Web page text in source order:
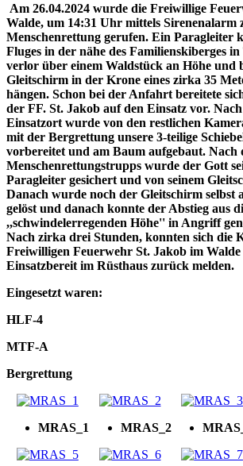
Am 26.04.2024 wurde die Freiwillige
Walde, um 14:31 Uhr mittels Sirenenalarm
Menschenrettung gerufen. Ein Paragleiter
Fluges in der nähe des Familienskiberges
verlor über einem Waldstück an Höhe und
Gleitschirm in der Krone eines zirka 35
hängen. Schon bei der Anfahrt bereitete
der FF. St. Jakob auf den Einsatz vor.
Einsatzort wurde von den restlichen
mit der Bergrettung unsere 3-teilige
vorbereitet und am Baum aufgebaut. Nach
Menschenrettungstrupps wurde der Gott
Paragleiter gesichert und von seinem
Danach wurde noch der Gleitschirm selbst
gelöst und danach konnte der Abstieg aus
,,schwindelerregenden Höhe'' in Angriff
Nach zirka drei Stunden, konnten sich die
Freiwilligen Feuerwehr St. Jakob im
Einsatzbereit im Rüsthaus zurück melden.
Eingesetzt waren:
HLF-4
MTF-A
Bergrettung
MRAS_1 MRAS_2